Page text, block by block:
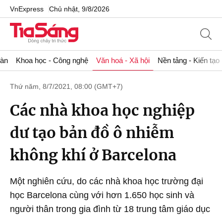
VnExpress Chủ nhật, 9/8/2026
Khoa học - Công nghệ Văn hoá - Xã hội Nền tảng - Kiến tạo
Thứ năm, 8/7/2021, 08:00 (GMT+7)
Các nhà khoa học nghiệp
dư tạo bản đồ ô nhiễm
không khí ở Barcelona
Một nghiên cứu, do các nhà khoa học trường đại
học Barcelona cùng với hơn 1.650 học sinh và
người thân trong gia đình từ 18 trung tâm giáo dục